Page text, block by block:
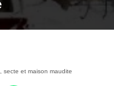
secte et maison maudite